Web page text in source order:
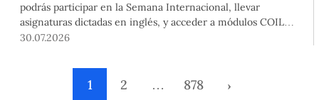
podrás participar en la Semana Internacional, llevar
asignaturas dictadas en inglés, y acceder a módulos COIL
junto con estudiantes y docentes de universidades
mediante el Campus Virtual, durante la Matrícula 2026-2.
30.07.2026
1 2 … 878 ›